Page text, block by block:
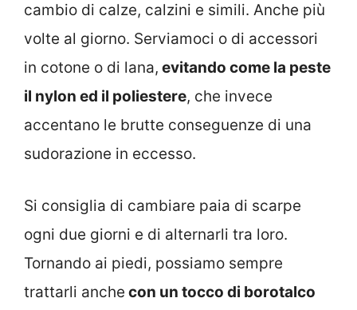
cambio di calze, calzini e simili. Anche più
volte al giorno. Serviamoci o di accessori
in cotone o di lana, evitando come la peste
il nylon ed il poliestere, che invece
accentano le brutte conseguenze di una
sudorazione in eccesso.
Si consiglia di cambiare paia di scarpe
ogni due giorni e di alternarli tra loro.
Tornando ai piedi, possiamo sempre
trattarli anche con un tocco di borotalco